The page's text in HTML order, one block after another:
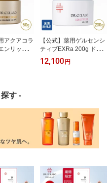
アクアコラ
ンリッチリ
50g ドク
| クリーム
ギフト プ
【公式】薬用ゲルセンシ
ティブEXRa 200g ドク
ターシーラボ | 医薬部外
品 オールインワンゲル
ント
12,100円
す -